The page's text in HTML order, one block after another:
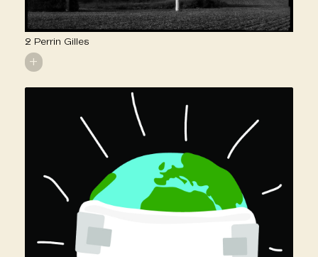
2 Perrin Gilles
+